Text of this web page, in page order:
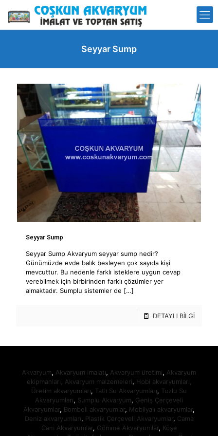
Seyyar Sump
Seyyar Sump
Seyyar Sump Akvaryum seyyar sump nedir?
Günümüzde evde balık besleyen çok sayıda kişi
mevcuttur. Bu nedenle farklı isteklere uygun cevap
verebilmek için birbirinden farklı çözümler yer
almaktadır. Sumplu sistemler de […]
DETAYLI BİLGİ
Akvaryum, Akvaryum imalatı, Akvaryum üretimi, Akvaryum
ekipmanları,
Akvaryum malzemeleri, Hobi akvaryumları,
Üretim akvaryumları, Tatlı Su Akvaryumları, Tuzlu Su
Akvaryumları, Sumplu Akvaryum, Geniş Çerçeveli
Akvaryumlar, Bombeli akvaryumlar, Mobilyalı akvaryumlar,
Deniz akvaryumları, Plastik Çerçeveli Akvaryumlar, Cama
Cam Akvaryumlar, Gömme Akvaryumlar, Köşe